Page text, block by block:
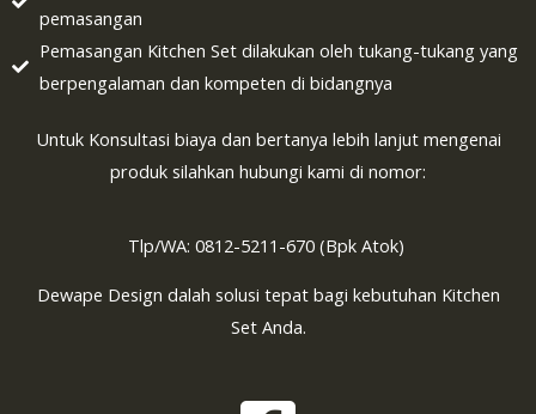
pemasangan
Pemasangan Kitchen Set dilakukan oleh tukang-tukang yang
berpengalaman dan kompeten di bidangnya
Untuk Konsultasi biaya dan bertanya lebih lanjut mengenai
produk silahkan hubungi kami di nomor:
Tlp/WA: 0812-5211-670 (Bpk Atok)
Dewape Design dalah solusi tepat bagi kebutuhan Kitchen
Set Anda.